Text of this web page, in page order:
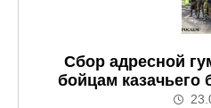
Сбор адресной
бойцам казачьего